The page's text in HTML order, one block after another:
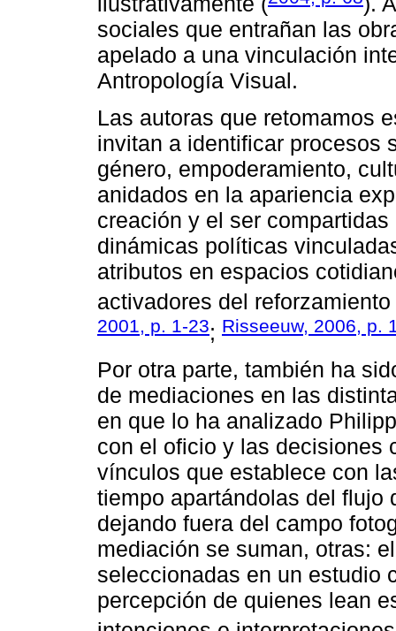
sociales que entrañan las
apelado a una vinculación
Antropología Visual.
Las autoras que retomamos
invitan a identificar procesos
género, empoderamiento,
anidados en la apariencia
creación y el ser
dinámicas políticas
atributos en espacios
activadores del
2001, p. 1-23; Risseeuw, 2006, p.
Por otra parte, también ha
de mediaciones en las
en que lo ha analizado
con el oficio y las decisiones
vínculos que establece con
tiempo apartándolas del flujo
dejando fuera del campo
mediación se suman, otras:
seleccionadas en un estudio
percepción de quienes lean